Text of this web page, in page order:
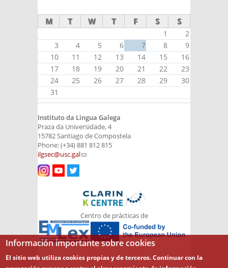
M T W T F S S
1
2
3
4 5 6 7 8
9
10
11 12 13 14 15
16
17
18 19 20 21 22
23
24
25 26 27 28 29
30
31
Instituto da Lingua Galega
Praza da Universidade, 4
15782 Santiago de Compostela
Phone: (+34) 881 812 815
ilgsec@usc.gal(link sends e-mail)
Centro de prácticas de
Información importante sobre cookies
El sitio web utiliza cookies propias y de terceros. Continuar con la